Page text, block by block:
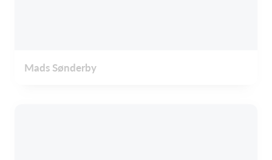
Mads Sønderby